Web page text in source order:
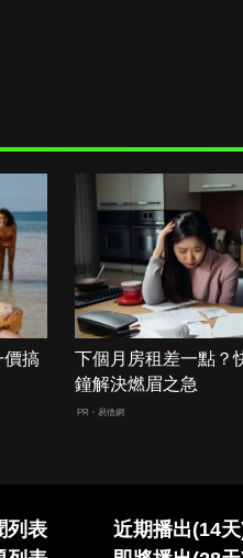
價搞
下個月房租差一點？
鐘解決燃眉之急
PR・易借網
列表
近期播出(14